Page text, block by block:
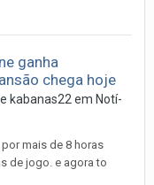
ganha
chega hoje
kabanas22 em Notí­
mais de 8 horas
de jogo. e agora to